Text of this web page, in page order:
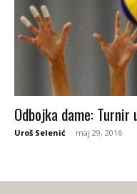
Odbojka dame:
Uroš Selenić - maj 29, 2016